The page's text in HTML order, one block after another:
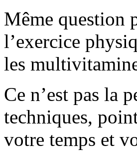
Même question
l’exercice
les
Ce n’est pas la
techniques,
votre temps et